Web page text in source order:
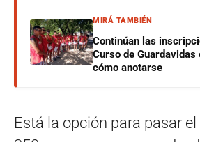
MIRÁ TAMBIÉN
Continúan las
Curso de Guardavidas
cómo anotarse
Está la opción para pasar